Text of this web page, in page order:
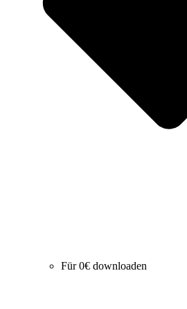
Für 0€ downloaden